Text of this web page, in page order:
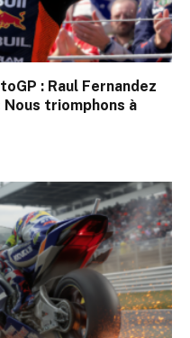
: Raul Fernandez
Nous triomphons à